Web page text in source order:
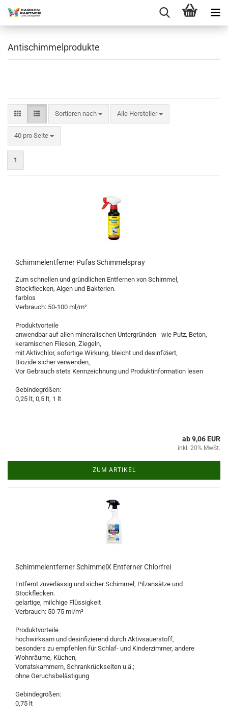
Antischimmelprodukte
Sortieren nach
Sortieren nach Alle Hersteller
40 pro Seite
pro Seite
1
Schimmelentferner Pufas Schimmelspray
Zum schnellen und gründlichen Entfernen von Schimmel,
Stockflecken, Algen und Bakterien.
farblos
Verbrauch: 50-100 ml/m²
Produktvorteile
anwendbar auf allen mineralischen Untergründen - wie Putz, Beton,
keramischen Fliesen, Ziegeln,
mit Aktivchlor, sofortige Wirkung, bleicht und desinfiziert,
Biozide sicher verwenden,
Vor Gebrauch stets Kennzeichnung und Produktinformation lesen
Gebindegrößen:
0,25 lt, 0,5 lt, 1 lt
ab 9,06 EUR
inkl. 20% MwSt.
ZUM ARTIKEL
Schimmelentferner SchimmelX Entferner Chlorfrei
Entfernt zuverlässig und sicher Schimmel, Pilzansätze und
Stockflecken.
gelartige, milchige Flüssigkeit
Verbrauch: 50-75 ml/m²
Produktvorteile
hochwirksam und desinfizierend durch Aktivsauerstoff,
besonders zu empfehlen für Schlaf- und Kinderzimmer, andere
Wohnräume, Küchen,
Vorratskammern, Schrankrückseiten u.ä.;
ohne Geruchsbelästigung
Gebindegrößen:
0,75 lt